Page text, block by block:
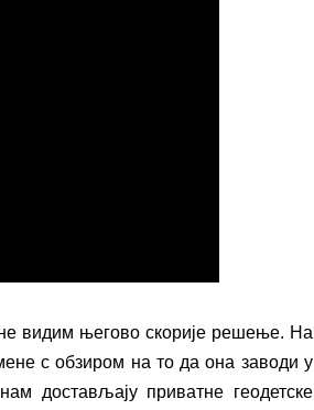
видим његово скорије решење. На
с обзиром на то да она заводи у
достављају приватне геодетске